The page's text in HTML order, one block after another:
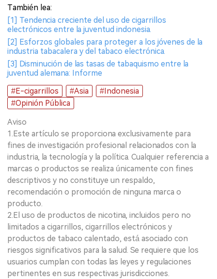
También lea:
[1] Tendencia creciente del uso de cigarrillos
electrónicos entre la juventud indonesia.
[2] Esforzos globales para proteger a los jóvenes de la
industria tabacalera y del tabaco electrónica.
[3] Disminución de las tasas de tabaquismo entre la
juventud alemana: Informe
#E-cigarrillos
#Asia
#Indonesia
#Opinión Pública
Aviso
1.Este artículo se proporciona exclusivamente para
fines de investigación profesional relacionados con la
industria, la tecnología y la política. Cualquier referencia a
marcas o productos se realiza únicamente con fines
descriptivos y no constituye un respaldo,
recomendación o promoción de ninguna marca o
producto.
2.El uso de productos de nicotina, incluidos pero no
limitados a cigarrillos, cigarrillos electrónicos y
productos de tabaco calentado, está asociado con
riesgos significativos para la salud. Se requiere que los
usuarios cumplan con todas las leyes y regulaciones
pertinentes en sus respectivas jurisdicciones.